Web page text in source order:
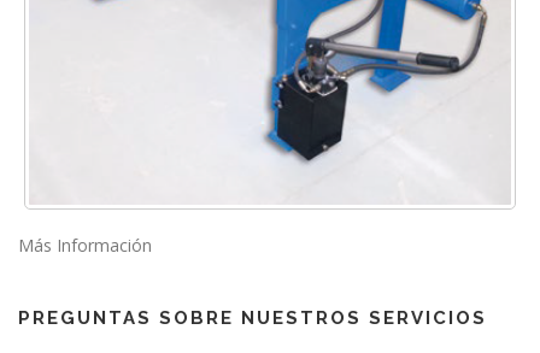
Más Información
PREGUNTAS SOBRE NUESTROS SERVICIOS